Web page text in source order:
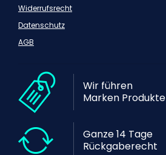
Widerrufsrecht
Datenschutz
AGB
Wir führen
Marken Produkte
Ganze 14 Tage
Rückgaberecht